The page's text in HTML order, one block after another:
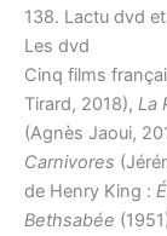
138. Lactu dvd
Les dvd
Cinq films
Tirard, 2018), La
(Agnès Jaoui,
Carnivores
de Henry King :
Bethsabée